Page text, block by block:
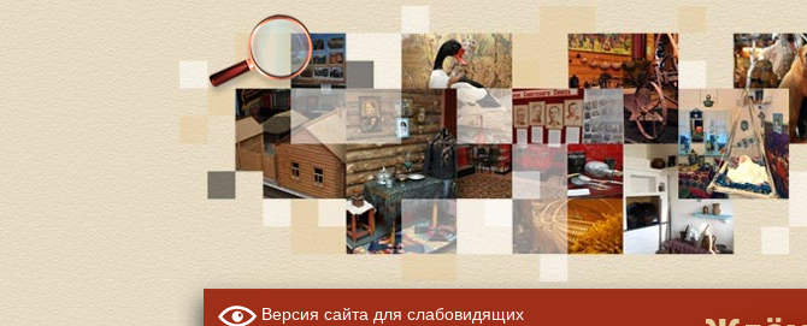
Версия сайта для слабовидящих